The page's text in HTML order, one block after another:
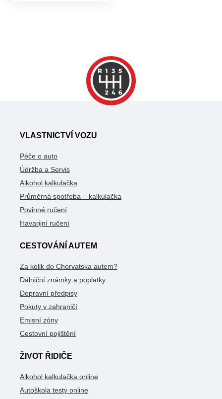
VLASTNICTVÍ VOZU
Péče o auto
Údržba a Servis
Alkohol kalkulačka
Průměrná spotřeba – kalkulačka
Povinné ručení
Havarijní ručení
CESTOVÁNÍ AUTEM
Za kolik do Chorvatska autem?
Dálniční známky a poplatky
Dopravní předpisy
Pokuty v zahraničí
Emisní zóny
Cestovní pojištění
ŽIVOT ŘIDIČE
Alkohol kalkulačka online
Autoškola testy online